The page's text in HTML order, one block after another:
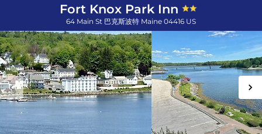
Fort Knox Park Inn
64 Main St 巴克斯波特 Maine 04416 US